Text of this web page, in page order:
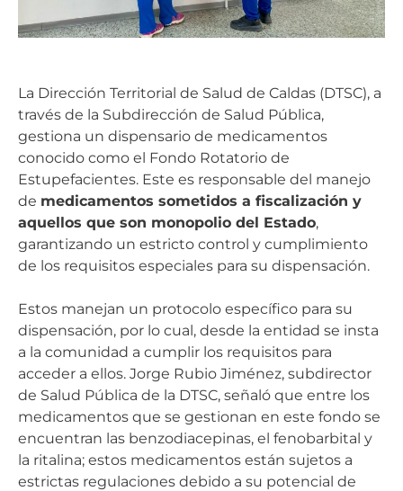
La Dirección Territorial de Salud de Caldas (DTSC), a
través de la Subdirección de Salud Pública,
gestiona un dispensario de medicamentos
conocido como el Fondo Rotatorio de
Estupefacientes. Este es responsable del manejo
de medicamentos sometidos a fiscalización y
aquellos que son monopolio del Estado,
garantizando un estricto control y cumplimiento
de los requisitos especiales para su dispensación.
Estos manejan un protocolo específico para su
dispensación, por lo cual, desde la entidad se insta
a la comunidad a cumplir los requisitos para
acceder a ellos. Jorge Rubio Jiménez, subdirector
de Salud Pública de la DTSC, señaló que entre los
medicamentos que se gestionan en este fondo se
encuentran las benzodiacepinas, el fenobarbital y
la ritalina; estos medicamentos están sujetos a
estrictas regulaciones debido a su potencial de